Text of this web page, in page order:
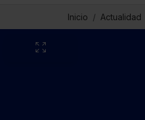
Inicio Actualidad